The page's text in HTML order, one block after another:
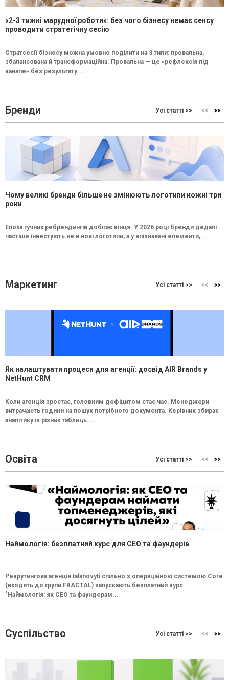
«2-3 тижні марудної роботи»: без чого бізнесу немає сенсу
проводити стратегічну сесію
Стратсесії бізнесу можна умовно поділити на 3 типи: провальна,
збалансована й трансформаційна. Провальна — це «рефлексія під
канапе» без результату....
Бренди Усі статті >>
Чому великі бренди більше не змінюють логотипи кожні три
роки
Епоха гучних ребрендингів добігає кінця. У 2026 році бренди дедалі
частіше інвестують не в нові логотипи, а у впізнавані елементи,...
Маркетинг Усі статті >>
Як налаштувати процеси для агенції: досвід AIR Brands у
NetHunt CRM
Коли агенція зростає, головним дефіцитом стає час. Менеджери
витрачають години на пошук потрібного документа. Керівник збирає
аналітику із різних таблиць....
Освіта Усі статті >>
Наймологія: безплатний курс для CEO та фаундерів
Рекрутингова агенція talanovyti спільно з операційною системою Core
(входять до групи FRACTAL) запускають безплатний курс
"Наймологія: як СEO та фаундерам...
Суспільство Усі статті >>